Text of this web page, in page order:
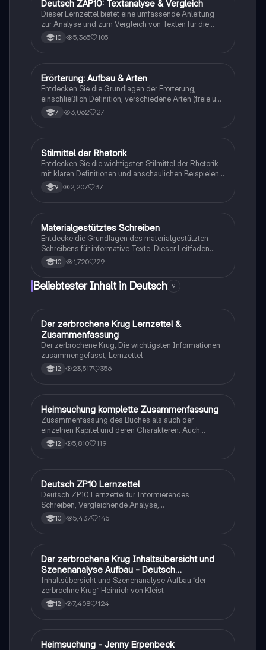
Gedichtinterpretation verbessern möchten.
Deutsch
Deutsch ZAP10: Textanalyse & Vergleich
Dieser Lernzettel bietet eine umfassende Anleitung
zur Analyse und zum Vergleich von Texten für die
Deutsch ZAP10 Prüfung. Er behandelt wichtige
Aspekte wie die Struktur von Einleitungen, Hauptteilen
die sich auf die Prüfung vorbereiten und ihre
Analysefähigkeiten verbessern möchten.
10 5,365 105
Deutsch
Erörterung: Aufbau & Arten
Entdecken Sie die Grundlagen der Erörterung,
einschließlich Definition, verschiedene Arten (freie und
textgebundene Erörterung) und den strukturierten
Aufbau (Einleitung, Hauptteil, Schluss). Diese
Erörterung. Ideal für Schüler, die ihre
Argumentationsfähigkeiten verbessern möchten.
7 3,062 27
Deutsch
Stilmittel der Rhetorik
Entdecken Sie die wichtigsten Stilmittel der Rhetorik
mit klaren Definitionen und anschaulichen Beispielen.
Diese Zusammenstellung umfasst Alliteration,
Anapher, Euphemismus, Ironie und viele weitere
schriftlichen und mündlichen Arbeiten.
9 2,207 37
Deutsch
Materialgestütztes Schreiben
Entdecke die Grundlagen des materialgestützten
Schreibens für informative Texte. Dieser Leitfaden
behandelt die Struktur, wichtige sprachliche Mittel und
praktische Beispiele, um deine Schreibfähigkeiten zu
man Informationen klar und sachlich präsentiert.
10 1,720 29
Beliebtester Inhalt in Deutsch 9
Deutsch
Der zerbrochene Krug Lernzettel &
Zusammenfassung
Der zerbrochene Krug, Die wichtigsten Informationen
zusammengefasst, Lernzettel
12 23,517 356
HDeutsch
Heimsuchung komplette Zusammenfassung
Zusammenfassung des Buches als auch der
einzelnen Kapitel und deren Charakteren. Auch
tabellarisch. Im Unterricht ohne KI erstellt
12 5,810 119
Deutsch
Deutsch ZP10 Lernzettel
Deutsch ZP10 Lernzettel für Informierendes
Schreiben, Vergleichende Analyse,
Sachtexte/Roman/Gedicht..
10 5,437 145
Deutsch
Der zerbrochene Krug Inhaltsübersicht und
Szenenanalyse Aufbau - Deutsch
Q1/Q2/Abitur
Inhaltsübersicht und Szenenanalyse Aufbau “der
zerbrochne Krug” Heinrich von Kleist
12 7,408 124
Deutsch
Heimsuchung - Jenny Erpenbeck